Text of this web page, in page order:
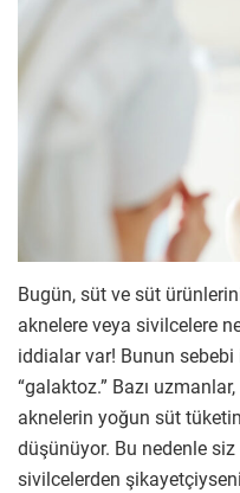
Bugün, süt ve süt
aknelere veya sivilcelere
iddialar var! Bunun
“galaktoz.” Bazı
aknelerin yoğun süt
düşünüyor. Bu nedenle
sivilcelerden